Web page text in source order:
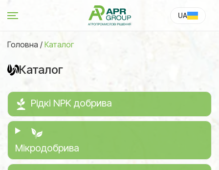
UA
Головна / Каталог
Каталог
Рідкі NPK добрива
Мікродобрива